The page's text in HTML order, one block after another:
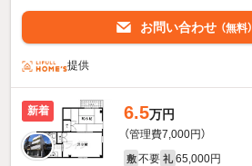
お問い合わせ （無料）
提供
新着 6.5万円
（管理費7,000円）
敷 不要 礼 65,000円